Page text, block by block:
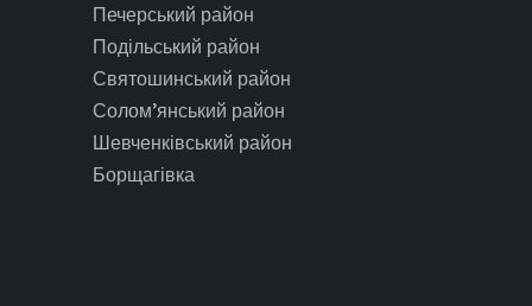
Печерський район
Подільський район
Святошинський район
Солом’янський район
Шевченківський район
Борщагівка